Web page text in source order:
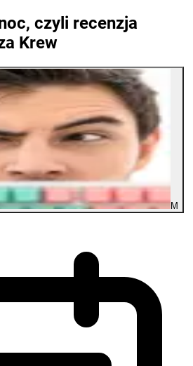
czyli recenzja
Krew
M